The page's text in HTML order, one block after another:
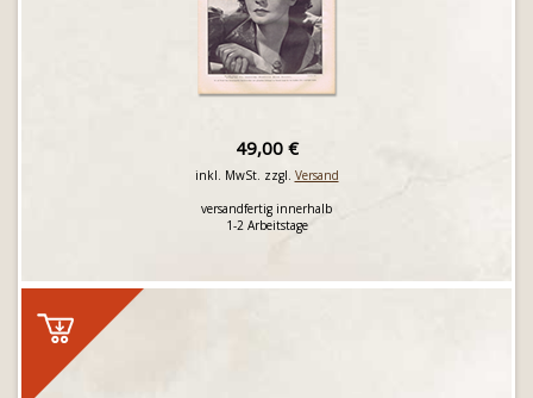
49,00 €
inkl. MwSt. zzgl. Versand
versandfertig innerhalb
1-2 Arbeitstage